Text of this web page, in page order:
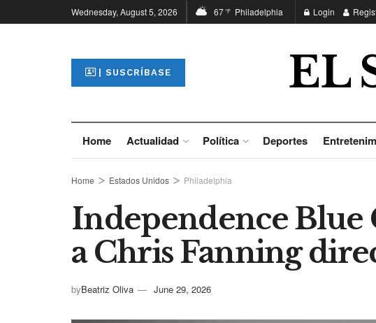
Wednesday, August 5, 2026 67°F Philadelphia Login
| SUSCRÍBASE EL
Home Actualidad Política Deportes
Home Estados Unidos Philadelphia
Independence Blue
a Chris Fanning
byBeatriz Oliva June 29, 2026